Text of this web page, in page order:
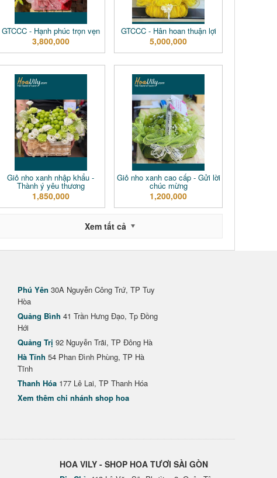
GTCCC - Hạnh phúc trọn vẹn
3,800,000
GTCCC - Hân hoan thuận lợi
5,000,000
Giỏ nho xanh nhập khẩu -
Thành ý yêu thương
1,850,000
Giỏ nho xanh cao cấp - Gửi lời
chúc mừng
1,200,000
Xem tất cả
Phú Yên 30A Nguyễn Công Trứ, TP Tuy
Hòa
Quảng Bình 41 Trần Hưng Đạo, Tp Đồng
Hới
Quảng Trị 92 Nguyễn Trãi, TP Đông Hà
Hà Tĩnh 54 Phan Đình Phùng, TP Hà
Tĩnh
Thanh Hóa 177 Lê Lai, TP Thanh Hóa
Xem thêm chi nhánh shop hoa
HOA VILY - SHOP HOA TƯƠI SÀI GÒN